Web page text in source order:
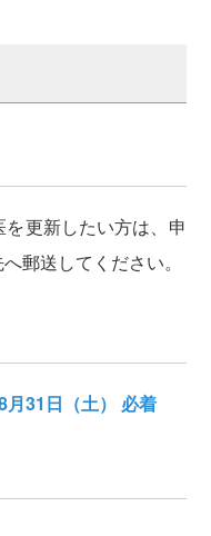
更新したい方は、申
郵送してください。
31日（土） 必着